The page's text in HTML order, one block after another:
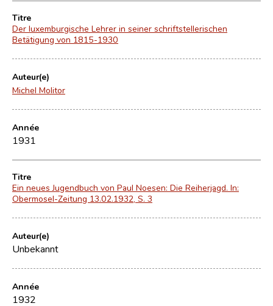
Titre
Der luxemburgische Lehrer in seiner schriftstellerischen
Betätigung von 1815-1930
Auteur(e)
Michel Molitor
Année
1931
Titre
Ein neues Jugendbuch von Paul Noesen: Die Reiherjagd. In:
Obermosel-Zeitung 13.02.1932, S. 3
Auteur(e)
Unbekannt
Année
1932